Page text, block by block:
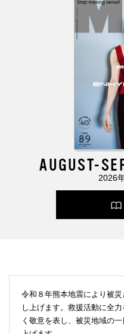
AUGUST-
2026
令和８年熊本地震により被
し上げます。救援活動に全
く敬意を表し、被災地域の